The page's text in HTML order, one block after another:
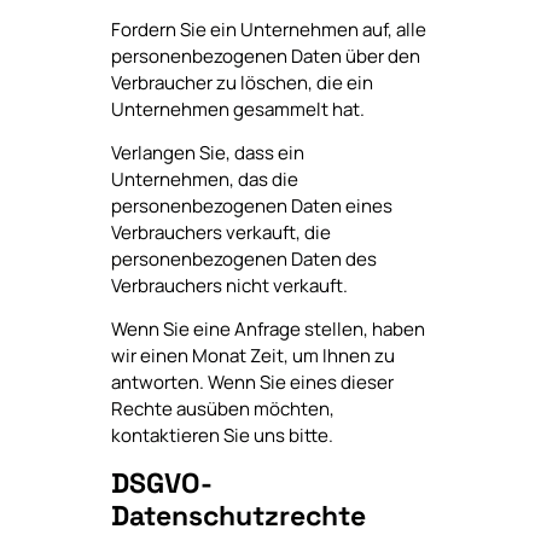
Fordern Sie ein Unternehmen auf, alle
personenbezogenen Daten über den
Verbraucher zu löschen, die ein
Unternehmen gesammelt hat.
Verlangen Sie, dass ein
Unternehmen, das die
personenbezogenen Daten eines
Verbrauchers verkauft, die
personenbezogenen Daten des
Verbrauchers nicht verkauft.
Wenn Sie eine Anfrage stellen, haben
wir einen Monat Zeit, um Ihnen zu
antworten. Wenn Sie eines dieser
Rechte ausüben möchten,
kontaktieren Sie uns bitte.
DSGVO-
Datenschutzrechte